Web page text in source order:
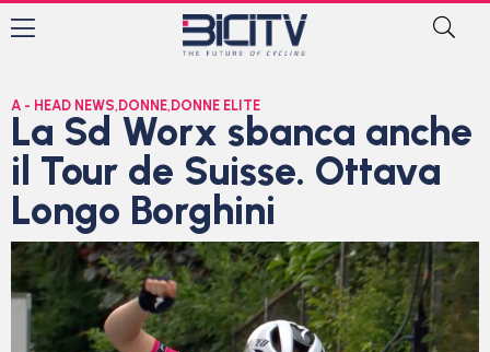
A - HEAD NEWS, DONNE, DONNE ELITE
La Sd Worx sbanca anche
il Tour de Suisse. Ottava
Longo Borghini